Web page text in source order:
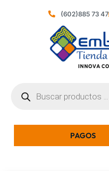
(602)885 73 47
PAGOS